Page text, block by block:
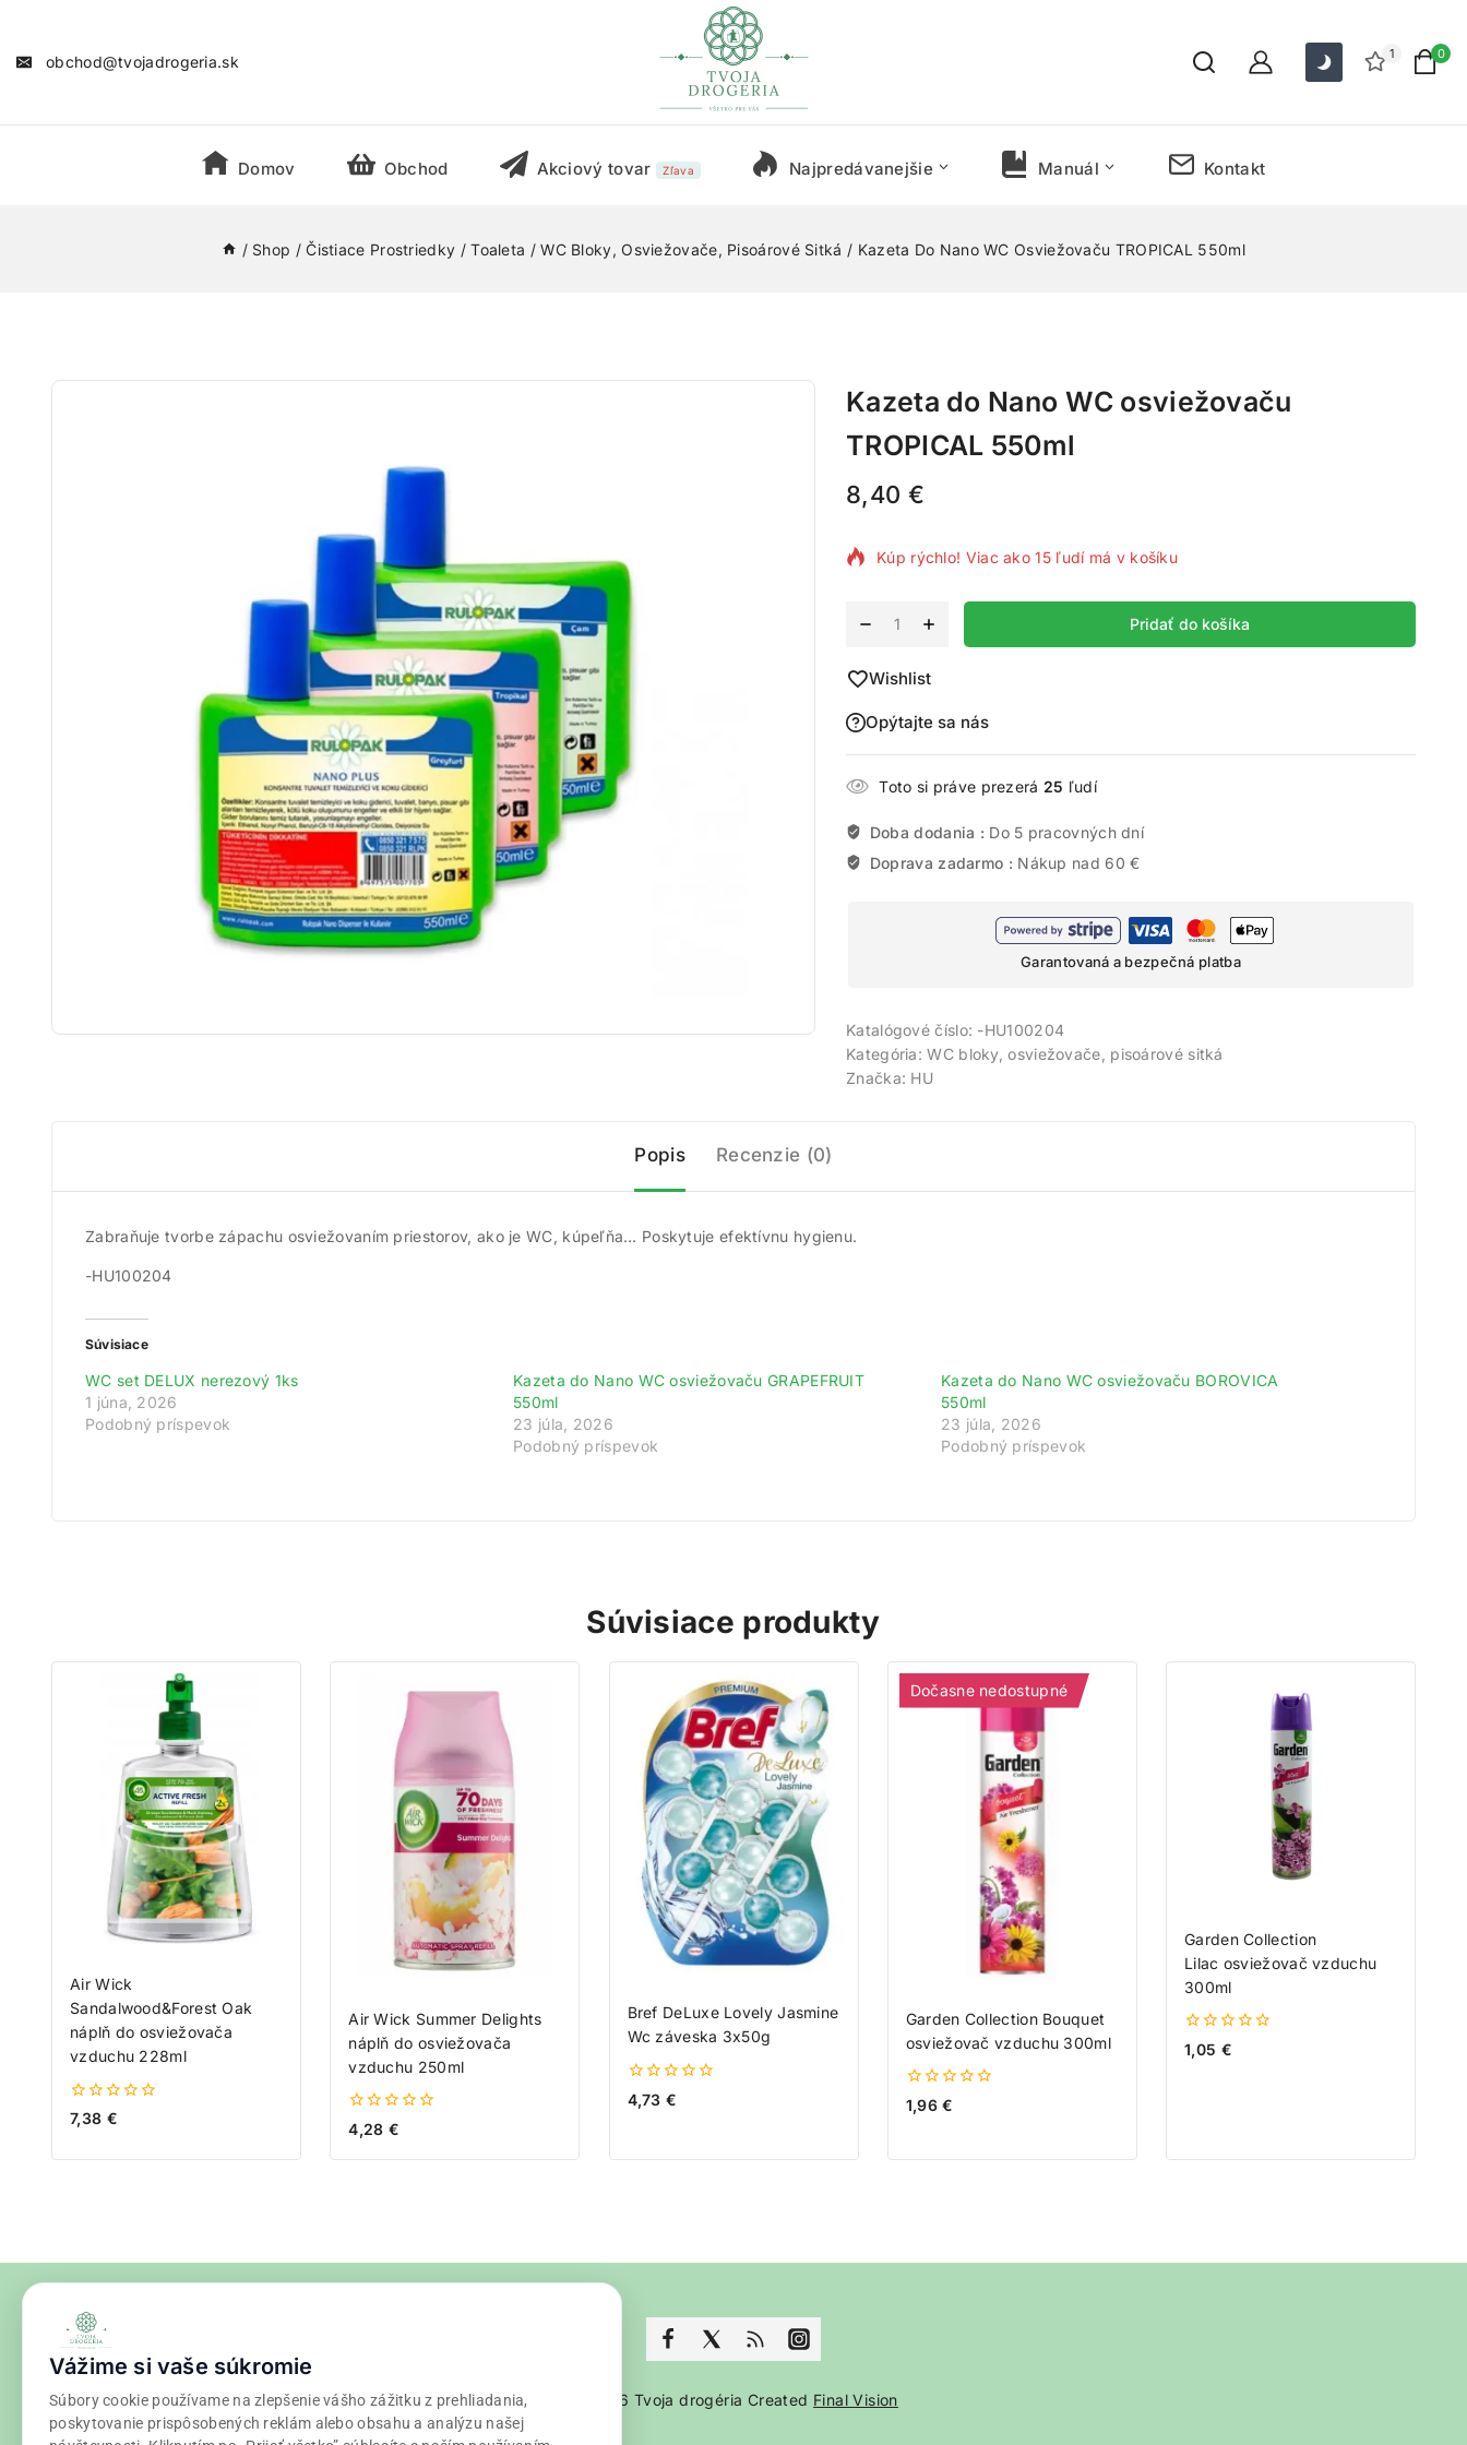
obchod@tvojadrogeria.sk 1 0
Domov Obchod Akciový tovar Zľava Najpredávanejšie Manuál Kontakt
/ Shop / Čistiace Prostriedky / Toaleta / WC Bloky, Osviežovače, Pisoárové Sitká / Kazeta Do Nano WC Osviežovaču TROPICAL 550ml
Kazeta do Nano WC osviežovaču
TROPICAL 550ml
8,40 €
4 produktov predaných za posledných 9 hodín
Kúp rýchlo! Viac ako 15 ľudí má v košíku
Pridať do košíka
Wishlist
Opýtajte sa nás
Toto si práve prezerá 25 ľudí
Doba dodania : Do 5 pracovných dní
Doprava zadarmo : Nákup nad 60 €
Garantovaná a bezpečná platba
Katalógové číslo: -HU100204
Kategória:WC bloky, osviežovače, pisoárové sitká
Značka: HU
Popis Recenzie (0)
Zabraňuje tvorbe zápachu osviežovaním priestorov, ako je WC, kúpeľňa… Poskytuje efektívnu hygienu.
-HU100204
Súvisiace
WC set DELUX nerezový 1ks
1 júna, 2026
Podobný príspevok
Kazeta do Nano WC osviežovaču GRAPEFRUIT
550ml
23 júla, 2026
Podobný príspevok
Kazeta do Nano WC osviežovaču BOROVICA
550ml
23 júla, 2026
Podobný príspevok
Súvisiace produkty
Air Wick
Sandalwood&Forest Oak
náplň do osviežovača
vzduchu 228ml
0
7,38 €
Air Wick Summer Delights
náplň do osviežovača
vzduchu 250ml
0
5
4,28 €
Bref DeLuxe Lovely Jasmine
Wc záveska 3x50g
0
4,73 €
Dočasne nedostupné
Garden Collection Bouquet
osviežovač vzduchu 300ml
0
1,96€
Garden Collection
Lilac osviežovač vzduchu
300ml
0
1,05 €
© 2026 Tvoja drogéria Created Final Vision
Získajte 200 bodov za registráciu a zbierajte odmeny!
Vážime si vaše súkromie
Súbory cookie používame na zlepšenie vášho zážitku z prehliadania,
poskytovanie prispôsobených reklám alebo obsahu a analýzu našej